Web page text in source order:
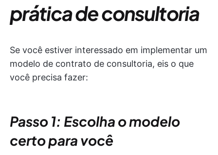
prática de consultoria
Se você estiver interessado em implementar um
modelo de contrato de consultoria, eis o que
você precisa fazer:
Passo 1: Escolha o modelo
certo para você